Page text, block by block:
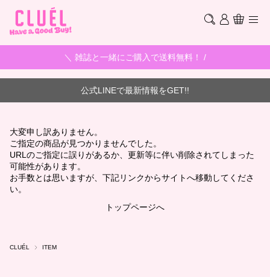
＼ 雑誌と一緒にご購入で送料無料！ /
公式LINEで最新情報をGET!!
大変申し訳ありません。
ご指定の商品が見つかりませんでした。
URLのご指定に誤りがあるか、更新等に伴い削除されてしまった
可能性があります。
お手数とは思いますが、下記リンクからサイトへ移動してくださ
い。
トップページへ
CLUÉL ITEM